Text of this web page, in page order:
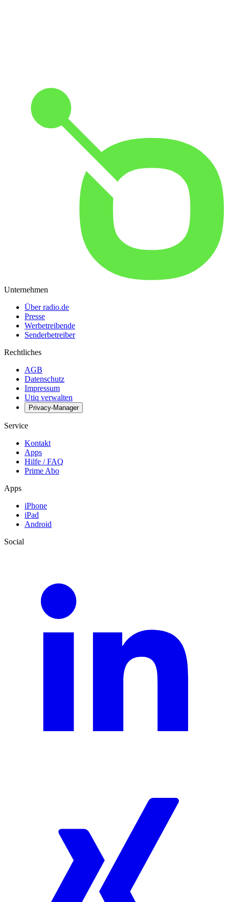
Unternehmen
Über radio.de
Presse
Werbetreibende
Senderbetreiber
Rechtliches
AGB
Datenschutz
Impressum
Utiq verwalten
Privacy-Manager
Service
Kontakt
Apps
Hilfe / FAQ
Prime Abo
Apps
iPhone
iPad
Android
Social